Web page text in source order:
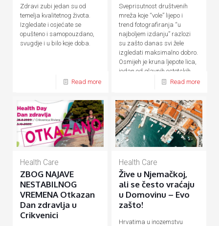
Zdravi zubi jedan su od
temelja kvalitetnog života.
Izgledate i osjećate se
opušteno i samopouzdano,
svugdje i u bilo koje doba.
Read more
Sveprisutnost društvenih
mreža koje “vole” lijepo i
trend fotografiranja “u
najboljem izdanju” razlozi
su zašto danas svi žele
izgledati maksimalno dobro.
Osmijeh je kruna ljepote lica,
jedan od glavnih estetskih
Read more
Health Care
ZBOG NAJAVE
NESTABILNOG
VREMENA Otkazan
Dan zdravlja u
Crikvenici
Health Care
Žive u Njemačkoj,
ali se često vraćaju
u Domovinu – Evo
zašto!
Hrvatima u inozemstvu